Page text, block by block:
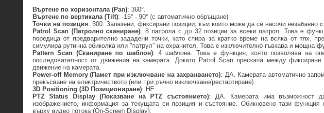
Въртене по хоризонтала(Pan): 360°.
Въртене по вертикала(Tilt): -15° - 90° (с автоматично обръщане)
Точки на позиция: 300. Запазени, фиксирани позиции, към които може да се насочи незабавно
Patrol Scan (Патролно сканиране): 8 патрола с до 32 позиции за всеки патрол. Това е
поредица от предварително зададени точки, като спира за кратко време на всяка от тях,
симулира рутинна обиколка или "патрул" на охранител. Това е изключително гъвкава и мощна
Pattern Scan (Сканиране по шаблон): 4 шаблона. Това е функция, която позволява на
последователност от движения на камерата. Докато Patrol Scan прескача между
движение на камерата.
Power-off Memory (Памет при изключване на захранването): ДА. Камерата автоматично
прекъсване на електричеството (или при ръчно изключване/рестартиране).
3D Positioning (3D Позициониране): НЕ.
PTZ Status Display (Показване на PTZ състоянието): ДА. Камерата има възможност
изображението, информация за текущата си позиция и състояние. Обикновено тази функция
върху видео потока (On-Screen Display):